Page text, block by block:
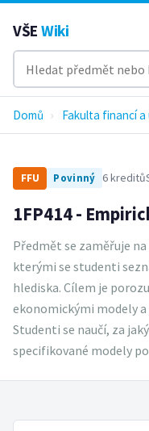
VŠE Wiki
Domů › Fakulta financí
FFU Povinný 6 kreditů
1FP414 -
Předmět se zaměřuje
kterými se studenti
hlediska. Cílem je
ekonomickými modely
Studenti se naučí, za
specifikované modely